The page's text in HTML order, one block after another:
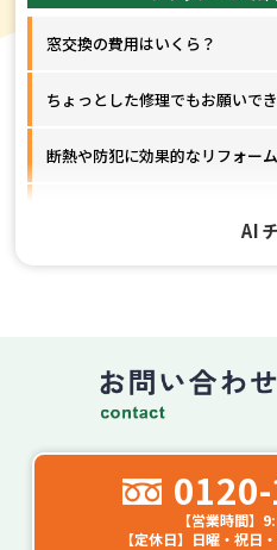
窓交換の費用はいくら？
ちょっとした修理でもお願いで
断熱や防犯に効果的なリフォー
AI
【営業時間】
【定休日】日曜・祝日